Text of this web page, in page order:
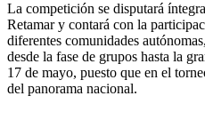
La competición se disputará
Retamar y contará con la
diferentes comunidades
desde la fase de grupos hasta la
17 de mayo, puesto que en el
del panorama nacional.